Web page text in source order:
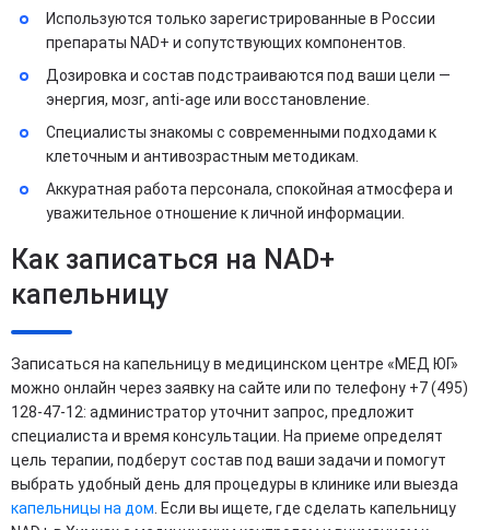
Используются только зарегистрированные в России
препараты NAD+ и сопутствующих компонентов.
Дозировка и состав подстраиваются под ваши цели —
энергия, мозг, anti-age или восстановление.
Специалисты знакомы с современными подходами к
клеточным и антивозрастным методикам.
Аккуратная работа персонала, спокойная атмосфера и
уважительное отношение к личной информации.
Как записаться на NAD+
капельницу
Записаться на капельницу в медицинском центре «МЕД ЮГ»
можно онлайн через заявку на сайте или по телефону +7 (495)
128-47-12: администратор уточнит запрос, предложит
специалиста и время консультации. На приеме определят
цель терапии, подберут состав под ваши задачи и помогут
выбрать удобный день для процедуры в клинике или выезда
капельницы на дом . Если вы ищете, где сделать капельницу